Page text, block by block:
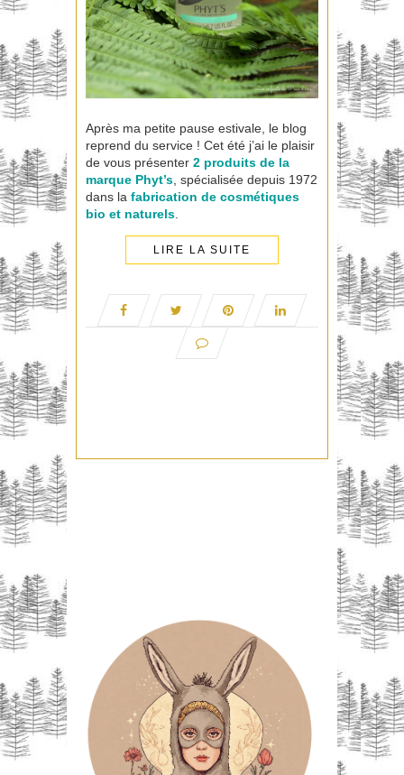
Après ma petite pause estivale, le blog
reprend du service ! Cet été j’ai le plaisir
de vous présenter 2 produits de la
marque Phyt’s, spécialisée depuis 1972
dans la fabrication de cosmétiques
bio et naturels.
LIRE LA SUITE